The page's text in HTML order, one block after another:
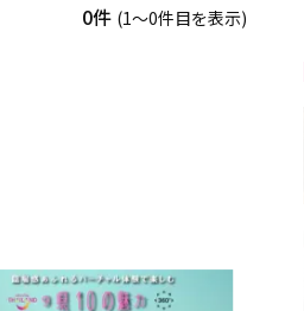
0件 (1〜0件目を表示)